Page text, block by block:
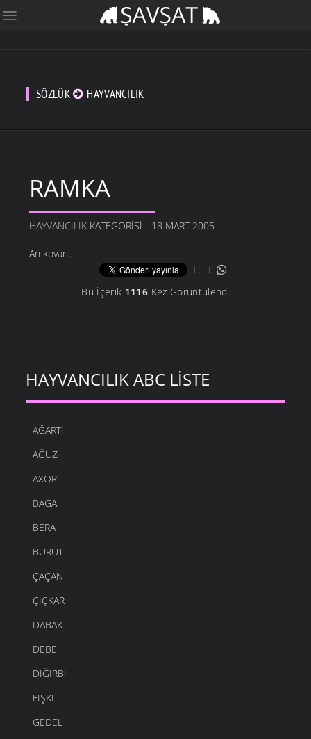
SÖZLÜK HAYVANCILIK
RAMKA
HAYVANCILIK KATEGORISI - 18 MART 2005
Arı kovanı.
Bu İçerik 1116 Kez Görüntülendi
HAYVANCILIK ABC LISTE
AĞARTI
AĞUZ
AXOR
BAGA
BERA
BURUT
ÇAÇAN
ÇIÇKAR
DABAK
DEBE
DIĞIRBI
FIŞKI
GEDEL